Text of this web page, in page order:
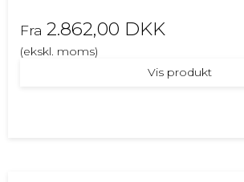
Fra 2.862,00 DKK
(ekskl. moms)
Vis produkt